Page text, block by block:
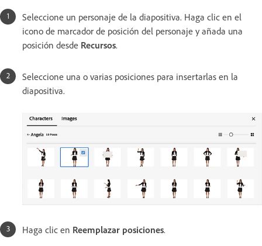
Seleccione un personaje de la diapositiva. Haga clic en el
icono de marcador de posición del personaje y añada una
posición desde Recursos.
Seleccione una o varias posiciones para insertarlas en la
diapositiva.
Haga clic en Reemplazar posiciones.